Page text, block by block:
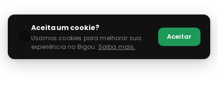
🍪Aceita um cookie?
Usamos cookies para melhorar sua
experiência no Bigou. Saiba mais.
Aceitar